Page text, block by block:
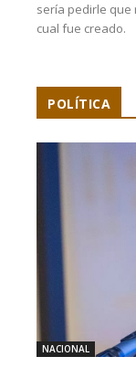
sería pedirle que
cual fue creado.
POLÍTICA
NACIONAL